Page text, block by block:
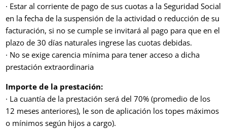
· Estar al corriente de pago de sus cuotas a la Seguridad Social
en la fecha de la suspensión de la actividad o reducción de su
facturación, si no se cumple se invitará al pago para que en el
plazo de 30 días naturales ingrese las cuotas debidas.
· No se exige carencia mínima para tener acceso a dicha
prestación extraordinaria
Importe de la prestación:
· La cuantía de la prestación será del 70% (promedio de los
12 meses anteriores), le son de aplicación los topes máximos
o mínimos según hijos a cargo).